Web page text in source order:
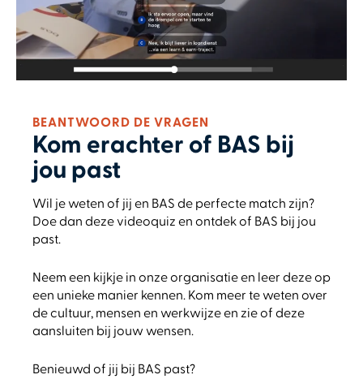
BEANTWOORD DE VRAGEN
Kom erachter of BAS bij
jou past
Wil je weten of jij en BAS de perfecte match zijn?
Doe dan deze videoquiz en ontdek of BAS bij jou
past.
Neem een kijkje in onze organisatie en leer deze op
een unieke manier kennen. Kom meer te weten over
de cultuur, mensen en werkwijze en zie of deze
aansluiten bij jouw wensen.
Benieuwd of jij bij BAS past?